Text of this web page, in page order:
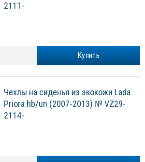
2111-
Купить
Чехлы на сиденья из экокожи Lada
Priora hb/un (2007-2013) № VZ29-
2114-